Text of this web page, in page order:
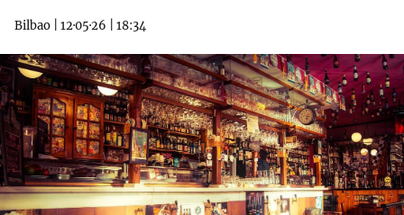
Bilbao 12·05·26 18:34